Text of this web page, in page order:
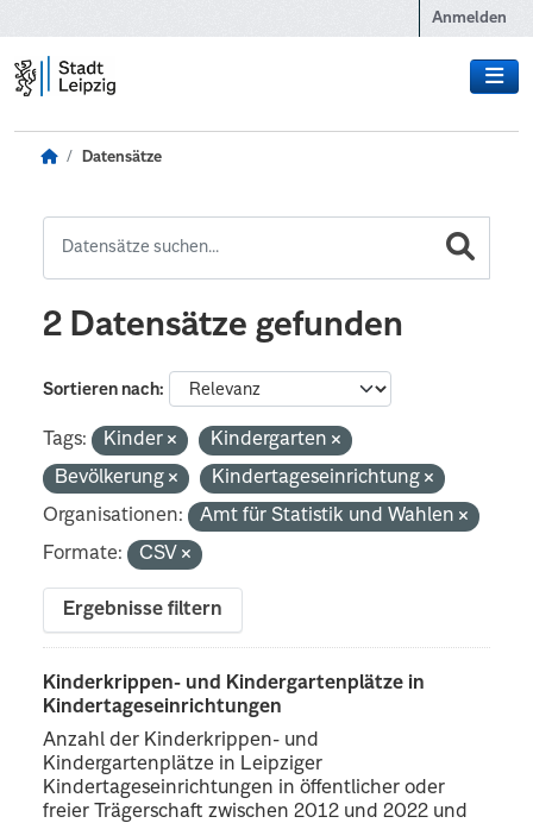
Anmelden
Datensätze
2 Datensätze gefunden
Sortieren nach
Tags: Kinder
Kindergarten
Bevölkerung
Kindertageseinrichtung
Organisationen:
Amt für Statistik und Wahlen
Formate:
CSV
Ergebnisse filtern
Kinderkrippen- und Kindergartenplätze in
Kindertageseinrichtungen
Anzahl der Kinderkrippen- und
Kindergartenplätze in Leipziger
Kindertageseinrichtungen in öffentlicher oder
freier Trägerschaft zwischen 2012 und 2022 und